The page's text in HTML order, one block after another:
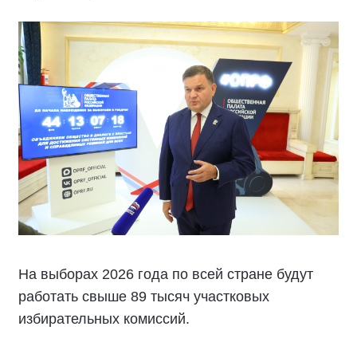
На выборах 2026 года по всей стране будут
работать свыше 89 тысяч участковых
избирательных комиссий.